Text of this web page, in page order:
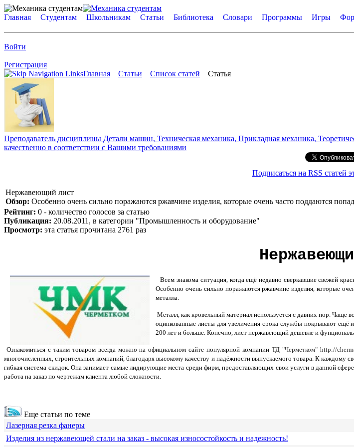
Главная Студентам Школьникам Статьи Библиотека Словари Программы Игры
Войти
Регистрация
Главная
Статьи Список статей Статья
Преподаватель дисциплины Детали машин, Техническая механика, Прикладная механика,
качественно в соответствии с Вашими требованиями
Подписаться на RSS статей
Нержавеющий лист
Обзор: Особенно очень сильно поражаются ржавчине изделия, которые очень часто поддаются
Рейтинг: 0 - количество голосов за статью
Публикация: 20.08.2011, в категории "Промышленность и оборудование"
Просмотр: эта статья прочитана 2761 раз
Всем знакома ситуация, когда ещё недавно сверкавшие свежей
Особенно очень сильно поражаются ржавчине изделия, которые
металла.
Металл, как кровельный материал используется с давних пор. Чаще
оцинкованные листы для увеличения срока службы покрывают
200 лет и больше. Конечно, лист нержавеющий дешевле и
Ознакомиться с таким товаром всегда можно на официальном сайте популярной компании ТД "Черметком" http://
многочисленных, строительных компаний, благодаря высокому качеству и надёжности выпускаемого товара. К
гибкая система скидок. Она занимает самые лидирующие места среди фирм, предоставляющих свои услуги в данной
работа на заказ по чертежам клиента любой сложности.
Еще статьи по теме
Лазерная резка фанеры
Изделия из нержавеющей стали на заказ - высокая износостойкость и надежность!